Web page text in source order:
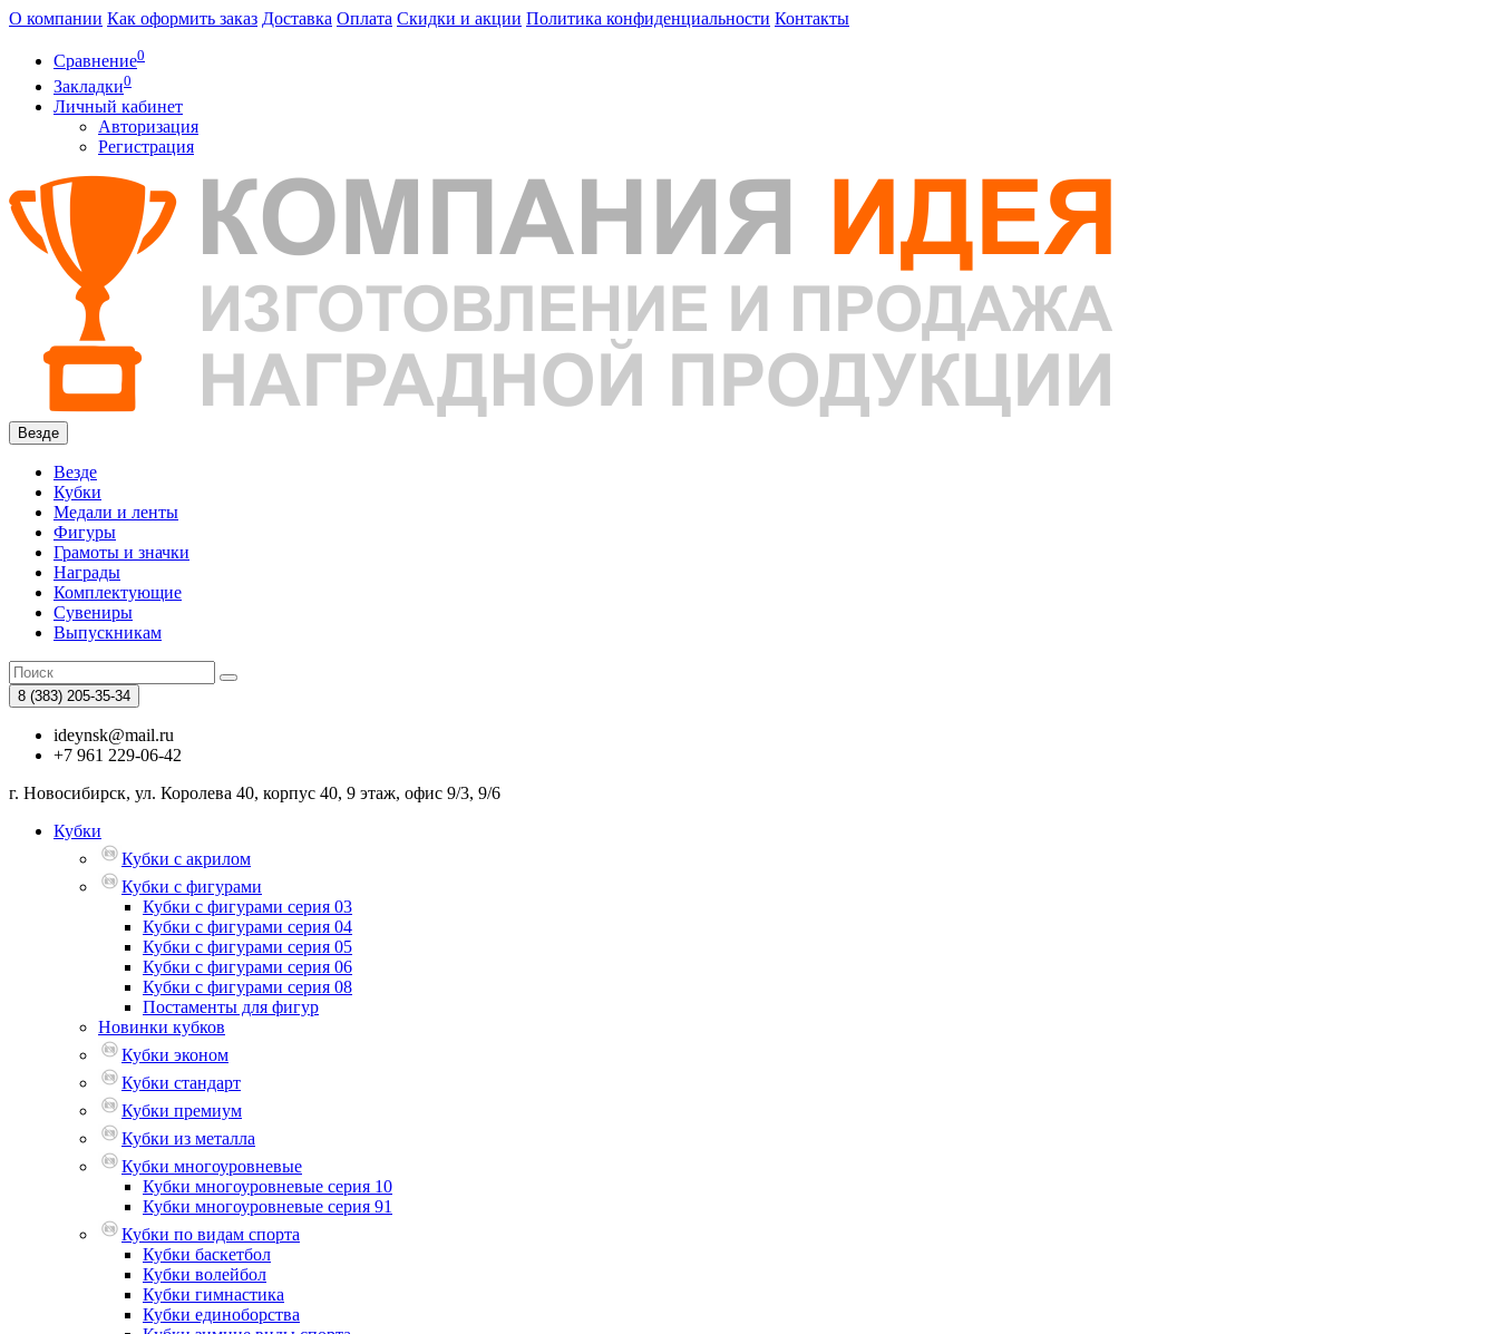
О компании Как оформить заказ Доставка Оплата Скидки и акции Политика конфиденциальности Контакты
Сравнение0
Закладки0
Личный кабинет
Авторизация
Регистрация
Везде
Везде
Кубки
Медали и ленты
Фигуры
Грамоты и значки
Награды
Комплектующие
Сувениры
Выпускникам
8 (383) 205-35-34
ideynsk@mail.ru
+7 961 229-06-42
г. Новосибирск, ул. Королева 40, корпус 40, 9 этаж, офис 9/3, 9/6
Кубки
Кубки с акрилом
Кубки с фигурами
Кубки с фигурами серия 03
Кубки с фигурами серия 04
Кубки с фигурами серия 05
Кубки с фигурами серия 06
Кубки с фигурами серия 08
Постаменты для фигур
Новинки кубков
Кубки эконом
Кубки стандарт
Кубки премиум
Кубки из металла
Кубки многоуровневые
Кубки многоуровневые серия 10
Кубки многоуровневые серия 91
Кубки по видам спорта
Кубки баскетбол
Кубки волейбол
Кубки гимнастика
Кубки единоборства